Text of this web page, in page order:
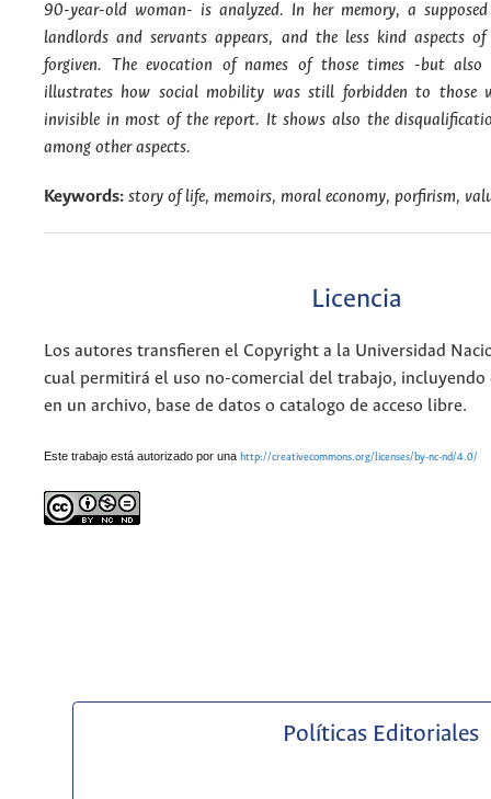
90-year-old woman- is analyzed. In her memory, a
landlords and servants appears, and the less kind aspects
forgiven. The evocation of names of those times -but
illustrates how social mobility was still forbidden to those
invisible in most of the report. It shows also the
among other aspects.
Keywords: story of life, memoirs, moral economy, porfirism,
Licencia
Los autores transfieren el Copyright a la Universidad
cual permitirá el uso no-comercial del trabajo, incluyendo
en un archivo, base de datos o catalogo de acceso libre.
Este trabajo está autorizado por una http://creativecommons.org/licenses/by-nc-nd/4.0/
Políticas Editoriales